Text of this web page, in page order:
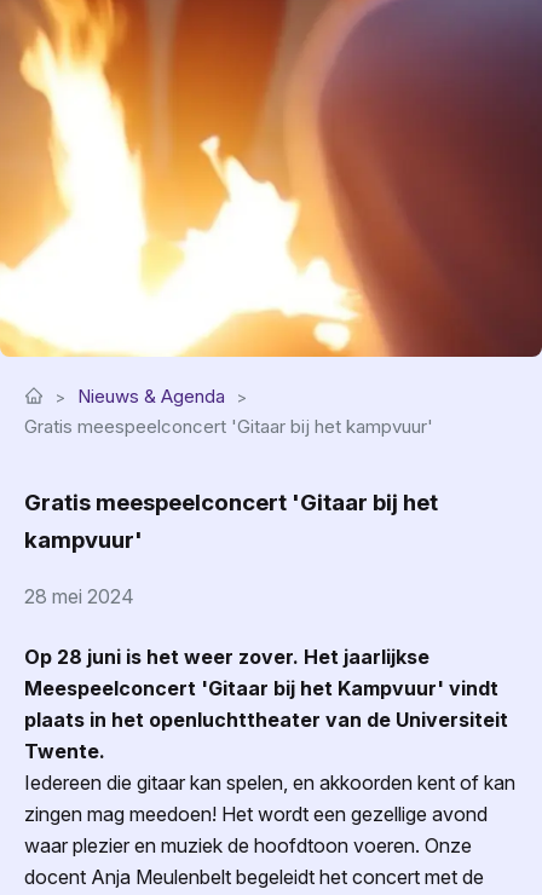
Nieuws & Agenda
Gratis meespeelconcert 'Gitaar bij het kampvuur'
Gratis meespeelconcert 'Gitaar bij het
kampvuur'
28 mei 2024
Op 28 juni is het weer zover. Het jaarlijkse
Meespeelconcert 'Gitaar bij het Kampvuur' vindt
plaats in het openluchttheater van de Universiteit
Twente.
Iedereen die gitaar kan spelen, en akkoorden kent of kan
zingen mag meedoen! Het wordt een gezellige avond
waar plezier en muziek de hoofdtoon voeren. Onze
docent Anja Meulenbelt begeleidt het concert met de